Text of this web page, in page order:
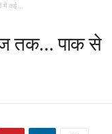
में कई...
तक… पाक से